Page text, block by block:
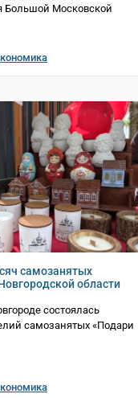
Большой Московской
самозанятых
области
состоялась
самозанятых «Подари